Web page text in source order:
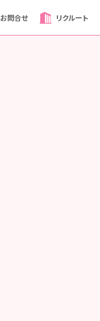
お問合せ リクルート